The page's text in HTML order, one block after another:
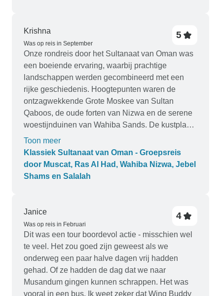
Onze chauffeur/gids, Aziz, maakte de reis nog
volledige kennis van waar we langs reden en
deelde de hele weg details. Hij lette ook op onze
uitdrukkingen en gedragingen en voldeed aan al
onze behoeften zonder dat we erom vroegen. Hij
was erg opmerkzaam en overtrof mijn
verwachtingen van een gids. Ik heb ook genoten
van zijn warme gevoel voor humor. Bedankt
Krishna
Was op reis in September
5
Onze rondreis door het Sultanaat van Oman was
een boeiende ervaring, waarbij prachtige
landschappen werden gecombineerd met een
rijke geschiedenis. Hoogtepunten waren de
ontzagwekkende Grote Moskee van Sultan
Qaboos, de oude forten van Nizwa en de serene
woestijnduinen van Wahiba Sands. De kustplaats
Sur voegde een charmant maritiem tintje toe.
Onze gidsen waren uitstekend en verbeterden
ons begrip van de cultuur en het erfgoed van
Oman. Een prachtig uitgebalanceerde reis van
Toon meer
Klassiek Sultanaat van Oman - Groepsreis
door Muscat, Ras Al Had, Wahiba Nizwa, Jebel
Shams en Salalah
Janice
Was op reis in Februari
4
Dit was een tour boordevol actie - misschien wel
te veel. Het zou goed zijn geweest als we
onderweg een paar halve dagen vrij hadden
gehad. Of ze hadden de dag dat we naar
Musandum gingen kunnen schrappen. Het was
vooral in een bus. Ik weet zeker dat Wing Buddy